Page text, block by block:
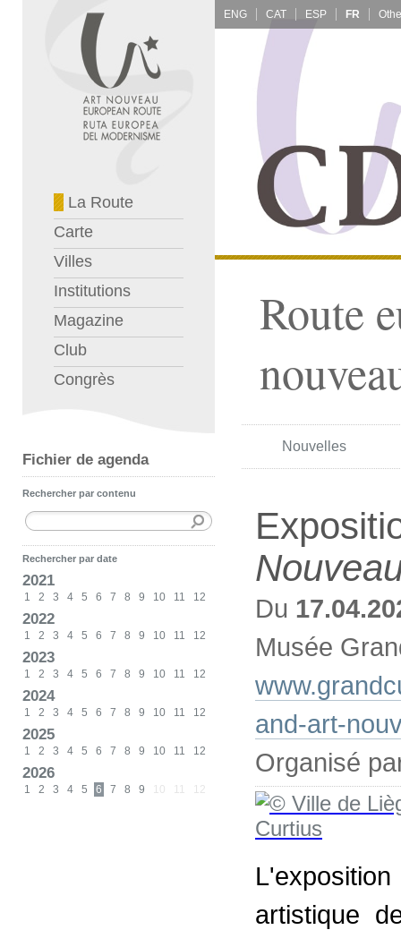
La Route
Carte
Villes
Institutions
Magazine
Club
Congrès
Fichier de agenda
Rechercher par contenu
Rechercher par date
2021
1 2 3 4 5 6 7 8 9 10 11 12
2022
1 2 3 4 5 6 7 8 9 10 11 12
2023
1 2 3 4 5 6 7 8 9 10 11 12
2024
1 2 3 4 5 6 7 8 9 10 11 12
2025
1 2 3 4 5 6 7 8 9 10 11 12
2026
1 2 3 4 5 6 7 8 9 10 11 12
ENG CAT ESP FR
Route
Nouvelles
Du
Musée
and-art-
Organisé
artistique